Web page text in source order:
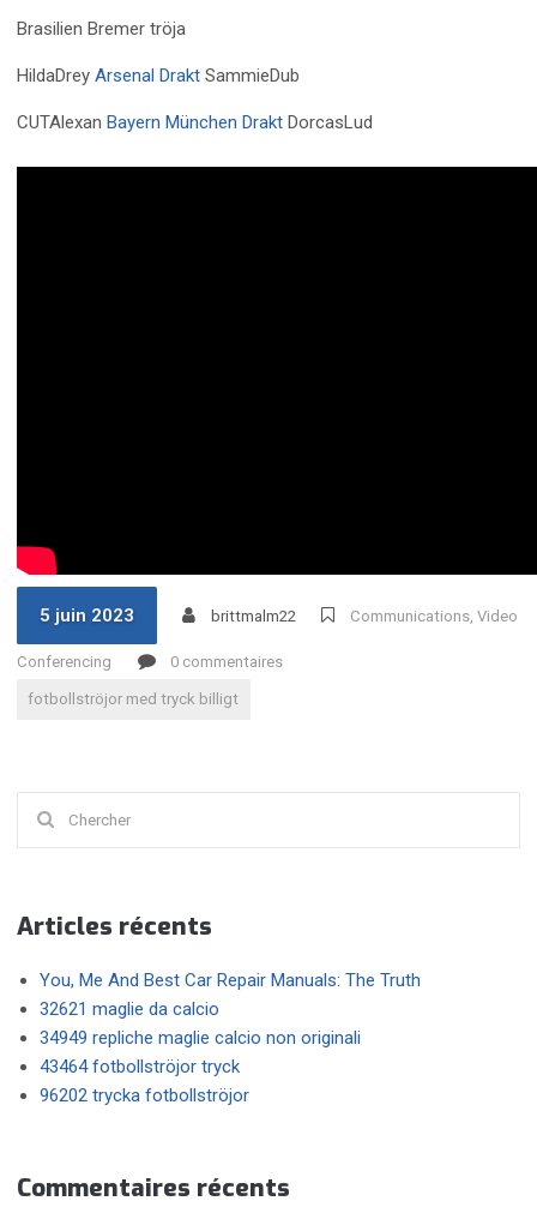
Brasilien Bremer tröja
HildaDreyArsenal Drakt SammieDub
CUTAlexanBayern München Drakt DorcasLud
5 juin 2023 brittmalm22 Communications, Video
Conferencing 0 commentaires
fotbollströjor med tryck billigt
Articles récents
You, Me And Best Car Repair Manuals: The Truth
32621 maglie da calcio
34949 repliche maglie calcio non originali
43464 fotbollströjor tryck
96202 trycka fotbollströjor
Commentaires récents